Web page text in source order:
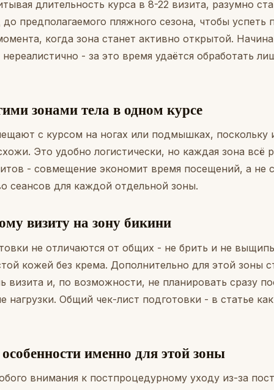
длительность курса в 8-22 визита, разумно
предполагаемого пляжного сезона, чтобы успеть
когда зона станет активно открытой.
- за это время удаётся обработать
зонами тела в одном курсе
с курсом на ногах или подмышках,
Это удобно логистически, но каждая зона всё
- совмещение экономит время посещений, а не
сеансов для каждой отдельной зоны.
визиту на зону бикини
не отличаются от общих - не брить и не
кожей без крема. Дополнительно для этой зоны
визита и, по возможности, не планировать сразу
нагрузки. Общий чек-лист подготовки - в статье
именно для этой зоны
внимания к постпроцедурному уходу из-за